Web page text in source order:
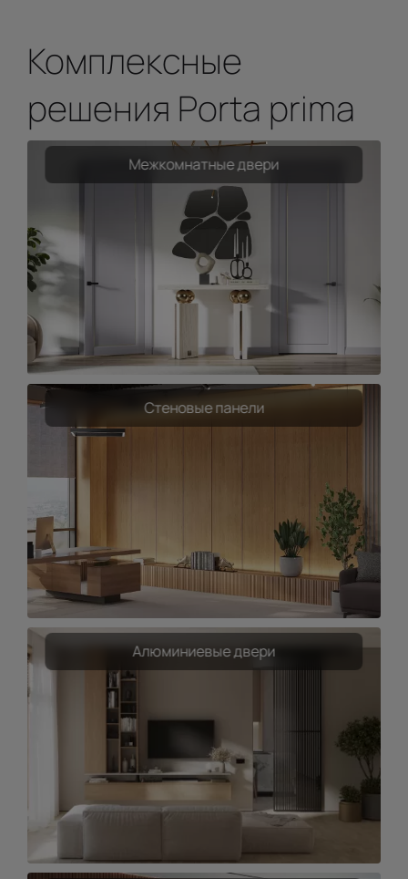
Комплексные
решения Porta prima
Межкомнатные двери
Стеновые панели
Алюминиевые двери